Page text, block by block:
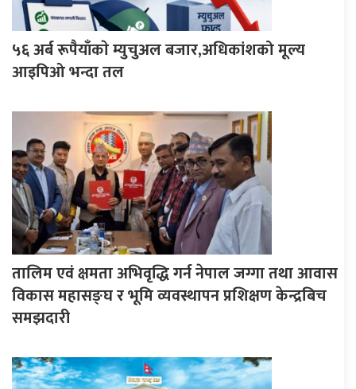
५६ अर्ब रूपैयाँकाे म्युचुअल बजार,अधिकांशको मूल्य
आइपिओ भन्दा तल
तालिम एवं क्षमता अभिवृद्धि गर्न नेपाल जग्गा तथा आवास
विकास महासङ्घ र भूमि व्यवस्थापन प्रशिक्षण केन्द्रबिच
समझदारी